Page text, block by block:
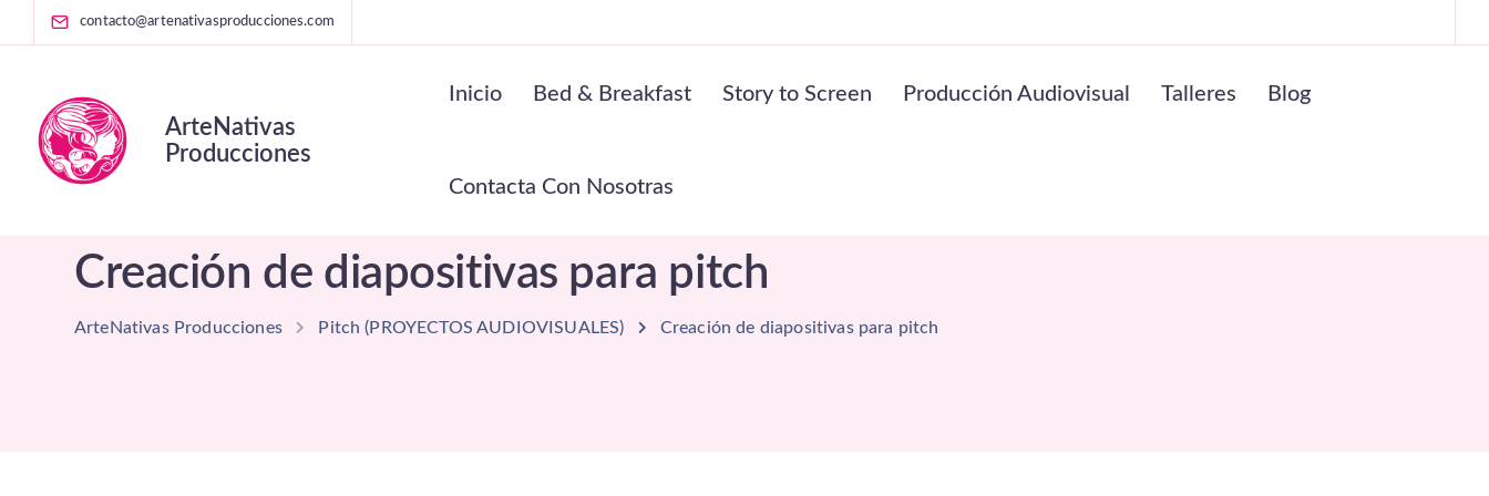
contacto@artenativasproducciones.com
ArteNativas
Producciones
Inicio Bed & Breakfast Story to Screen Producción Audiovisual Talleres Blog
Contacta Con Nosotras
Creación de diapositivas para pitch
ArteNativas Producciones Pitch (PROYECTOS AUDIOVISUALES) Creación de diapositivas para pitch